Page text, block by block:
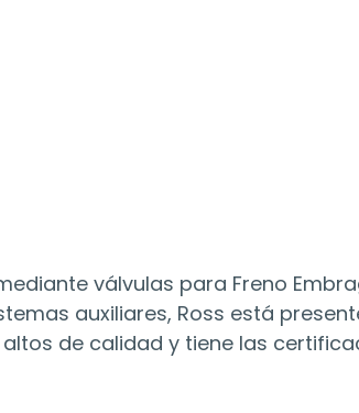
válvulas para Freno
auxiliares, Ross está
de calidad y tiene las